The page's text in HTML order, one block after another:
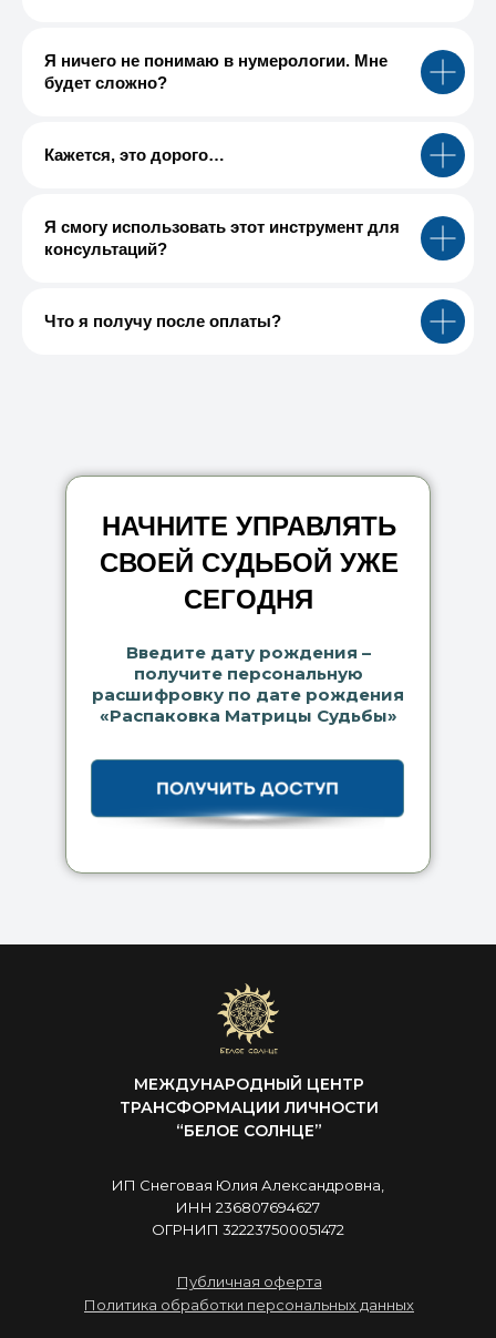
Я ничего не понимаю в нумерологии. Мне
будет сложно?
Кажется, это дорого…
Я смогу использовать этот инструмент для
консультаций?
Что я получу после оплаты?
Введите дату рождения –
получите персональную
расшифровку по дате рождения
«Распаковка Матрицы Судьбы»
НАЧНИТЕ УПРАВЛЯТЬ
СВОЕЙ СУДЬБОЙ УЖЕ
СЕГОДНЯ
Публичная оферта
Политика обработки персональных данных
ИП Снеговая Юлия Александровна,
ИНН 236807694627
ОГРНИП 322237500051472
МЕЖДУНАРОДНЫЙ ЦЕНТР
ТРАНСФОРМАЦИИ ЛИЧНОСТИ
“БЕЛОЕ СОЛНЦЕ”